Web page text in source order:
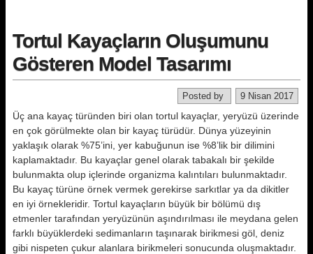
Tortul Kayaçların Oluşumunu
Gösteren Model Tasarımı
9 Nisan 2017
Posted by
Üç ana kayaç türünden biri olan tortul kayaçlar, yeryüzü üzerinde
en çok görülmekte olan bir kayaç türüdür. Dünya yüzeyinin
yaklaşık olarak %75’ini, yer kabuğunun ise %8’lik bir dilimini
kaplamaktadır. Bu kayaçlar genel olarak tabakalı bir şekilde
bulunmakta olup içlerinde organizma kalıntıları bulunmaktadır.
Bu kayaç türüne örnek vermek gerekirse sarkıtlar ya da dikitler
en iyi örnekleridir. Tortul kayaçların büyük bir bölümü dış
etmenler tarafından yeryüzünün aşındırılması ile meydana gelen
farklı büyüklerdeki sedimanların taşınarak birikmesi göl, deniz
gibi nispeten çukur alanlara birikmeleri sonucunda oluşmaktadır.